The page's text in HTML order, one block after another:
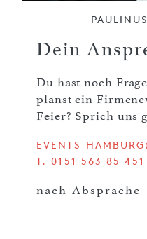
Dein
Du hast noch
planst ein
Feier? Sprich uns
EVENTS-
T. 0151 563 85 451
nach Absprache